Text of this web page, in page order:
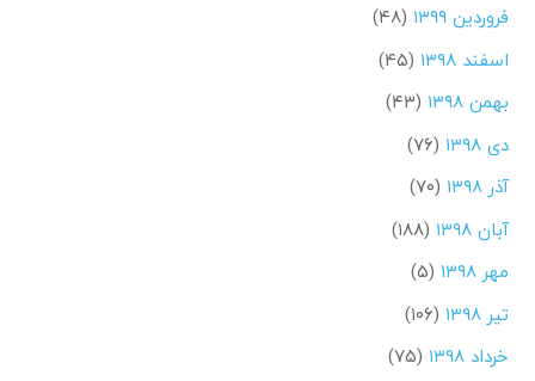
فروردین ۱۳۹۹
(۴۸)
اسفند ۱۳۹۸
(۴۵)
بهمن ۱۳۹۸
(۴۳)
دی ۱۳۹۸
(۷۶)
آذر ۱۳۹۸
(۷۰)
آبان ۱۳۹۸
(۱۸۸)
مهر ۱۳۹۸
(۵)
تیر ۱۳۹۸
(۱۰۶)
خرداد ۱۳۹۸
(۷۵)